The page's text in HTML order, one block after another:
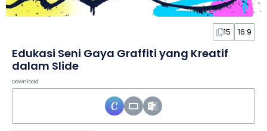
15 16:9
Edukasi Seni Gaya Graffiti yang Kreatif
dalam Slide
Download